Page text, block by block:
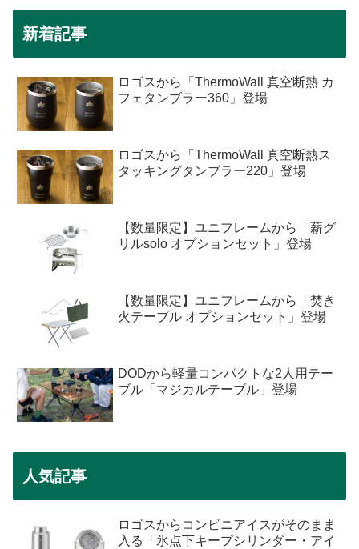
新着記事
ロゴスから「ThermoWall 真空断熱 カ
フェタンブラー360」登場
ロゴスから「ThermoWall 真空断熱ス
タッキングタンブラー220」登場
【数量限定】ユニフレームから「薪グ
リルsolo オプションセット」登場
【数量限定】ユニフレームから「焚き
火テーブル オプションセット」登場
DODから軽量コンパクトな2人用テー
ブル「マジカルテーブル」登場
人気記事
ロゴスからコンビニアイスがそのまま
入る「氷点下キープシリンダー・アイ